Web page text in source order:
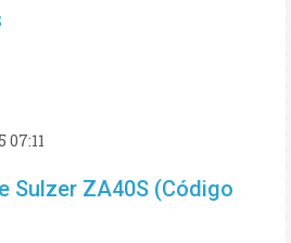
07:11
Sulzer ZA40S (Código